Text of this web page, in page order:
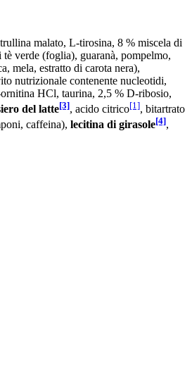
malato, L-tirosina, 8 % miscela di
tè verde (foglia), guaranà, pompelmo,
mela, estratto di carota nera),
nutrizionale contenente nucleotidi,
HCl, taurina, 2,5 % D-ribosio,
del latte[3], acido citrico[1], bitartrato
caffeina), lecitina di girasole[4],